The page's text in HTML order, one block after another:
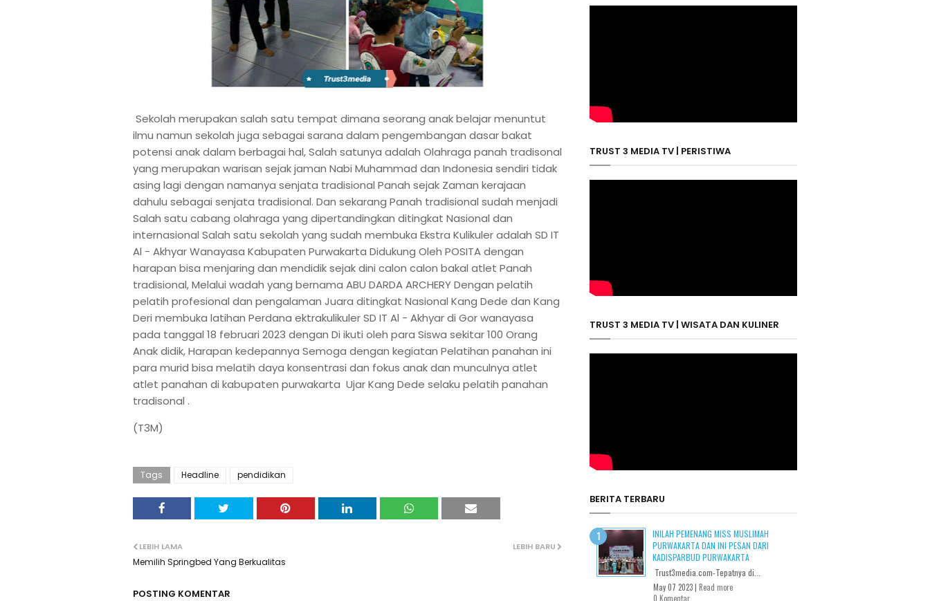
Sekolah merupakan salah satu tempat dimana seorang anak belajar menuntut
ilmu namun sekolah juga sebagai sarana dalam pengembangan dasar bakat
potensi anak dalam berbagai hal, Salah satunya adalah Olahraga panah tradisonal
yang merupakan warisan sejak jaman Nabi Muhammad dan Indonesia sendiri tidak
asing lagi dengan namanya senjata tradisional Panah sejak Zaman kerajaan
dahulu sebagai senjata tradisional. Dan sekarang Panah tradisional sudah menjadi
Salah satu cabang olahraga yang dipertandingkan ditingkat Nasional dan
internasional Salah satu sekolah yang sudah membuka Ekstra Kulikuler adalah SD IT
Al - Akhyar Wanayasa Kabupaten Purwakarta Didukung Oleh POSITA dengan
harapan bisa menjaring dan mendidik sejak dini calon calon bakal atlet Panah
tradisional, Melalui wadah yang bernama ABU DARDA ARCHERY Dengan pelatih
pelatih profesional dan pengalaman Juara ditingkat Nasional Kang Dede dan Kang
Deri membuka latihan Perdana ektrakulikuler SD IT Al - Akhyar di Gor wanayasa
pada tanggal 18 februari 2023 dengan Di ikuti oleh para Siswa sekitar 100 Orang
Anak didik, Harapan kedepannya Semoga dengan kegiatan Pelatihan panahan ini
para murid bisa melatih daya konsentrasi dan fokus anak dan munculnya atlet
atlet panahan di kabupaten purwakarta Ujar Kang Dede selaku pelatih panahan
tradisonal .
(T3M)
Tags Headline pendidikan
LEBIH BARU
LEBIH LAMA
Memilih Springbed Yang Berkualitas
POSTING KOMENTAR
TRUST 3 MEDIA TV | PERISTIWA
TRUST 3 MEDIA TV | WISATA DAN KULINER
BERITA TERBARU
INILAH PEMENANG MISS MUSLIMAH
PURWAKARTA DAN INI PESAN DARI
KADISPARBUD PURWAKARTA
Trust3media.com-Tepatnya di...
May 07 2023 | Read more
0 Komentar